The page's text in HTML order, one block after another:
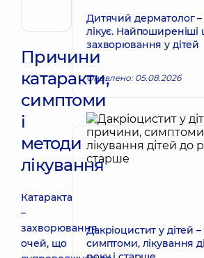
Причини
катаракти,
симптоми
і
методи
лікування
Катаракта
–
захворювання
очей, що
Дитячий дерматолог –
лікує. Найпоширеніші
захворювання у дітей
Оновлено: 05.08.2026
Дакріоцистит у дітей
симптоми, лікування